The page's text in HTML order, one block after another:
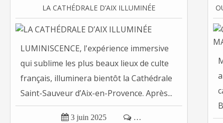
LA CATHÉDRALE D’AIX ILLUMINÉE
LUMINISCENCE, l'expérience immersive
qui sublime les plus beaux lieux de culte
français, illuminera bientôt la Cathédrale
Saint-Sauveur d’Aix-en-Provence. Après...
 3 juin 2025  …